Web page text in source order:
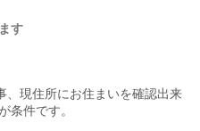
す
現住所にお住まいを確認出来
条件です。